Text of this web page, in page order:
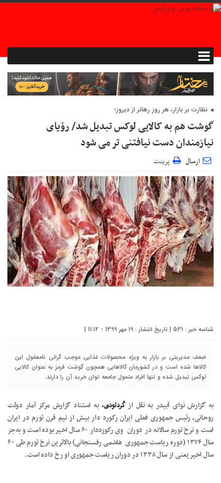
نظارت بر بازار، هر روز رهاتر از دیروز؛
گوشت هم به کالایی لوکس تبدیل شد/ رؤیای
نیازمندان دست نیافتنی تر می شود
ارسال پرینت
شناسه خبر : 531 | تاریخ انتشار : 19 مهر 1399 - 11:12 |
ضعف مدیریتی بر بازار به ویژه محصولات غذایی موجب گرانی نامعقول این
کالاها شده است و در کشورمان کالاهایی همچون گوشت قرمز به عنوان کالایی
لوکس تبدیل شده و تنها افراد متمول جامعه توان خرید آن را دارند.
به گزارش نوای آبیدر به نقل ازکُردتودی، به استناد گزارش مرکز آمار دولت
روحانی، رئیس جمهوری فعلی ایران رکورد دار بیش از نیم قرن تورم در ایران
است و نرخ تورم سالانه در دوران وی رکورددار ۶۰ سال اخیر بوده است و به‌جز
سال ۱۳۷۴ (دوره ریاست جمهوری هاشمی رفسنجانی) بالاترین نرخ تورم طی ۶۰
سال اخیر یعنی از سال ۱۳۳۸ در دوران ریاست جمهوری او رخ داده است.